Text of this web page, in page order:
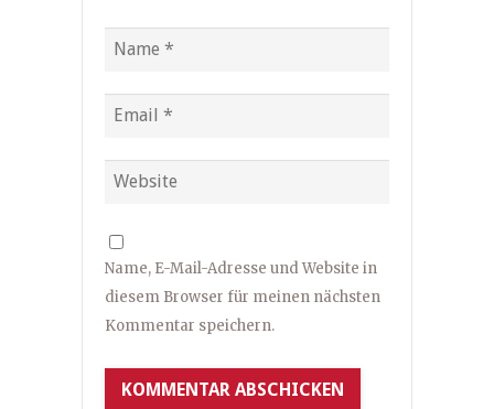
Name, E-Mail-Adresse und Website in
diesem Browser für meinen nächsten
Kommentar speichern.